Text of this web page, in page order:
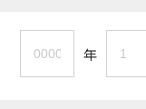
年